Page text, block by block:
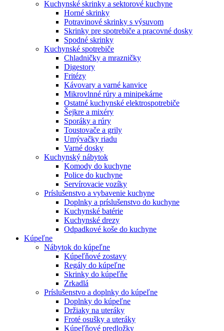
Kuchynské skrinky a sektorové kuchyne
Horné skrinky
Potravinové skrinky s výsuvom
Skrinky pre spotrebiče a pracovné dosky
Spodné skrinky
Kuchynské spotrebiče
Chladničky a mrazničky
Digestory
Fritézy
Kávovary a varné kanvice
Mikrovlnné rúry a minipekárne
Ostatné kuchynské elektrospotrebiče
Šejkre a mixéry
Sporáky a rúry
Toustovače a grily
Umývačky riadu
Varné dosky
Kuchynský nábytok
Komody do kuchyne
Police do kuchyne
Servírovacie vozíky
Príslušenstvo a vybavenie kuchyne
Doplnky a príslušenstvo do kuchyne
Kuchynské batérie
Kuchynské drezy
Odpadkové koše do kuchyne
Kúpeľne
Nábytok do kúpeľne
Kúpeľňové zostavy
Regály do kúpeľne
Skrinky do kúpeľňe
Zrkadlá
Príslušenstvo a doplnky do kúpeľne
Doplnky do kúpeľne
Držiaky na uteráky
Froté osušky a uteráky
Kúpeľňové predložky